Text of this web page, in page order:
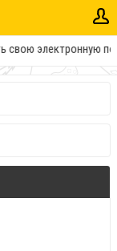
электронную